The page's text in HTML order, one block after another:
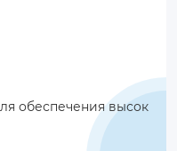
обеспечения высок